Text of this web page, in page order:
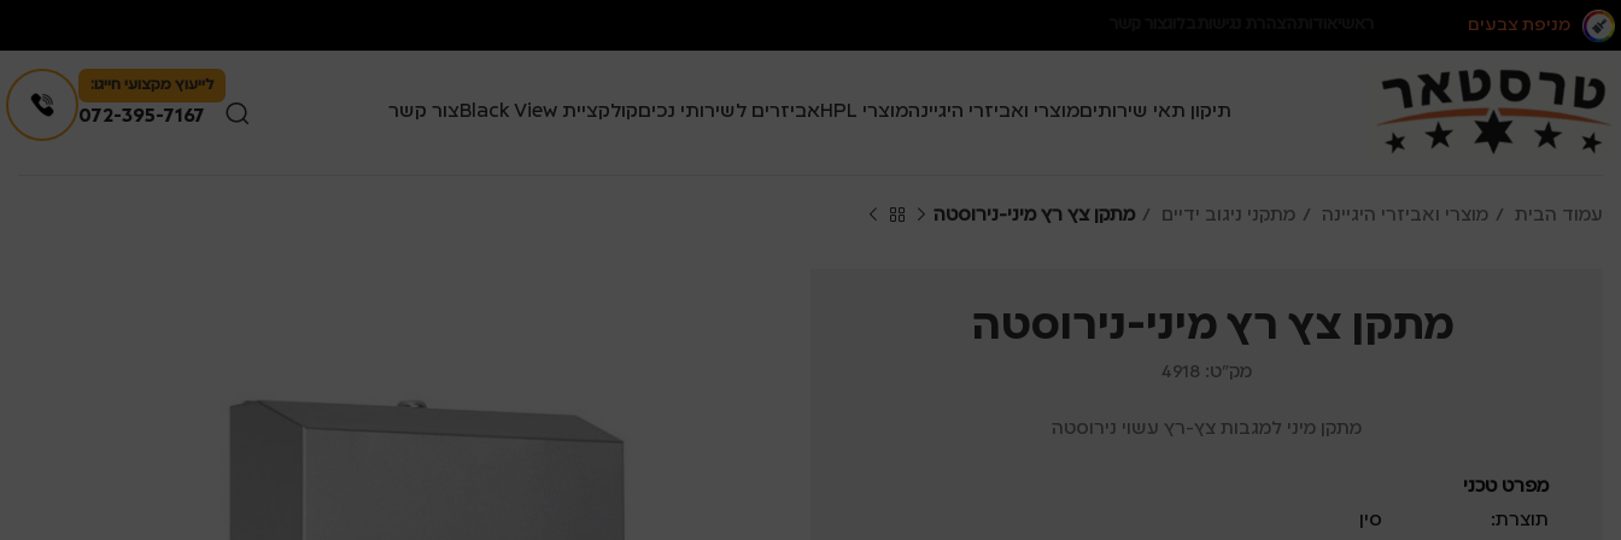
מניפת צבעים
תיקון תאי שירותיםמוצרי ואביזרי היגיינהמוצרי HPL אביזרים לשירותי נכיםקולקציית Black View צור קשר
לייעוץ מקצועי חייגו:
072-395-7167
עמוד הבית מוצרי ואביזרי היגיינה מתקני ניגוב ידיים מתקן צץ רץ מיני-נירוסטה
מתקן צץ רץ מיני-נירוסטה
מק"ט: 4918
מתקן מיני למגבות צץ-רץ עשוי נירוסטה
מפרט טכני
תוצרת:
סין